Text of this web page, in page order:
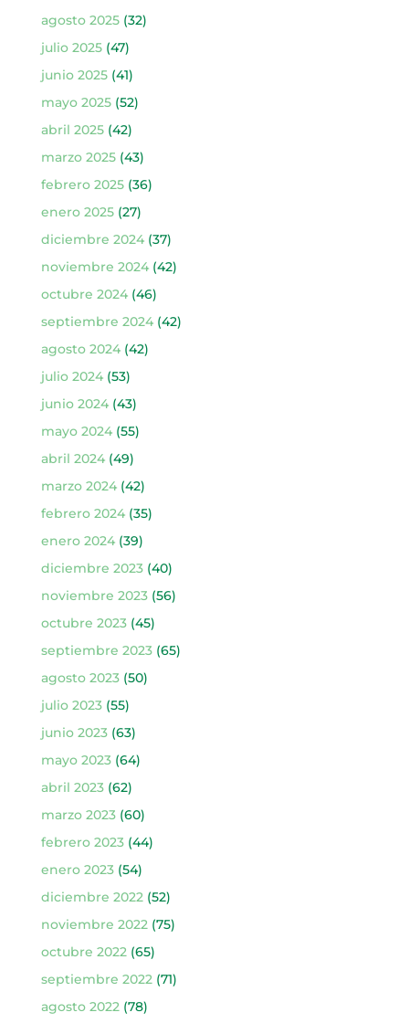
agosto 2025(32)
julio 2025(47)
junio 2025(41)
mayo 2025(52)
abril 2025(42)
marzo 2025(43)
febrero 2025(36)
enero 2025(27)
diciembre 2024(37)
noviembre 2024(42)
octubre 2024(46)
septiembre 2024(42)
agosto 2024(42)
julio 2024(53)
junio 2024(43)
mayo 2024(55)
abril 2024(49)
marzo 2024(42)
febrero 2024(35)
enero 2024(39)
diciembre 2023(40)
noviembre 2023(56)
octubre 2023(45)
septiembre 2023(65)
agosto 2023(50)
julio 2023(55)
junio 2023(63)
mayo 2023(64)
abril 2023(62)
marzo 2023(60)
febrero 2023(44)
enero 2023(54)
diciembre 2022(52)
noviembre 2022(75)
octubre 2022(65)
septiembre 2022(71)
agosto 2022(78)